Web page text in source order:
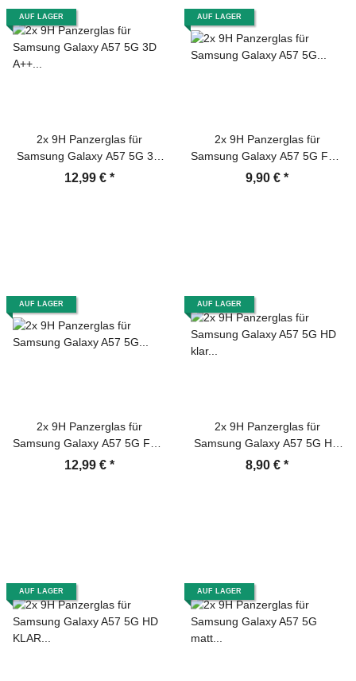
AUF LAGER
2x 9H Panzerglas für
Samsung Galaxy A57 5G 3D
A++ klar echtes Tempered
12,99 € *
AUF LAGER
2x 9H Panzerglas für
Samsung Galaxy A57 5G Full-
Screen HD klar Tempered
9,90 € *
AUF LAGER
2x 9H Panzerglas für
Samsung Galaxy A57 5G Full-
Screen matt Anti-Reflex
12,99 € *
AUF LAGER
2x 9H Panzerglas für
Samsung Galaxy A57 5G HD
klar Displayschutz Schutzglas
8,90 € *
AUF LAGER AUF LAGER